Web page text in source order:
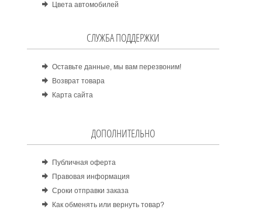
Цвета автомобилей
СЛУЖБА ПОДДЕРЖКИ
Оставьте данные, мы вам перезвоним!
Возврат товара
Карта сайта
ДОПОЛНИТЕЛЬНО
Публичная оферта
Правовая информация
Сроки отправки заказа
Как обменять или вернуть товар?